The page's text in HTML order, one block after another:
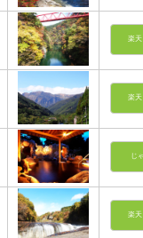
楽
楽
じ
楽